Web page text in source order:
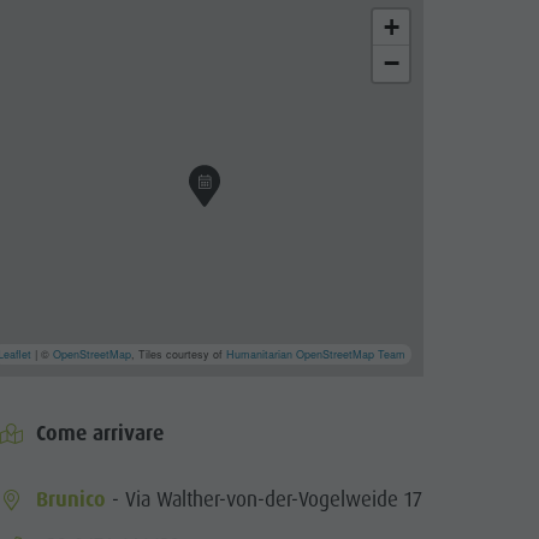
+
−
Leaflet | ©OpenStreetMap, Tiles courtesy of Humanitarian OpenStreetMap Team
Come arrivare
Brunico - Via Walther-von-der-Vogelweide 17